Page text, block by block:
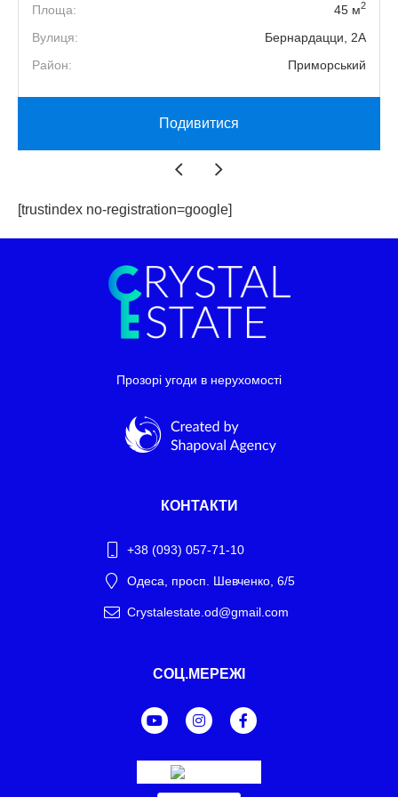
Площа:
45 м2
Вулиця:
Бернардацци, 2А
Район:
Приморський
Подивитися
[trustindex no-registration=google]
Прозорі угоди в нерухомості
КОНТАКТИ
+38 (093) 057-71-10
Одеса, просп. Шевченко, 6/5
Crystalestate.od@gmail.com
СОЦ.МЕРЕЖІ